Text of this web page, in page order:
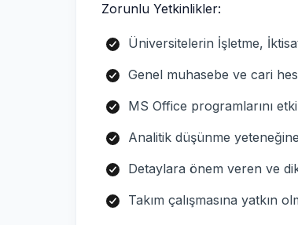
Zorunlu Yetkinlikler:
Üniversitelerin İşletme,
Genel muhasebe ve cari
MS Office programlarını
Analitik düşünme
Detaylara önem veren ve
Takım çalışmasına yatkın